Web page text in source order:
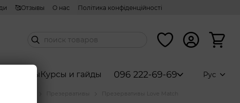
🥰Отзывы О нас
Політика конфіденційності
наборы Курсы и гайды 096 222-69-69 Рус
Презервативы Презервативы Love Match